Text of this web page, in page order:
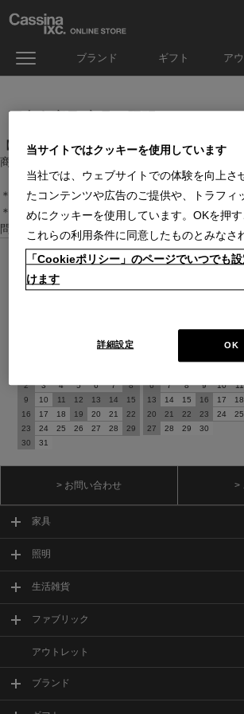
ブランド ギフト ア
【家具・照明】のカテゴリーに属するなかで、
商品です。
＊絞り込み機能で商品検索することができます。
＊全店舗で在庫を共有しておりますので、最新
問い合わせください。
オンラインストア 営業日カレンダー
■営業日休
2
3 4 5 6 7
8
9
10 11 12 13 14
15
16
17 18 19 20 21
22
23
24 25 26 27 28
29
30
31
6
7 8 9 10 11
13
14 15 16 17 18
20
21 22 23 24 25
27
28 29 30
> お問い合わせ >
家具
照明
生活雑貨
ファブリック
アウトレット
ブランド
当サイトではクッキーを使用しています
当社では、ウェブサイトでの体験を向上さ
たコンテンツや広告のご提供や、トラフィ
めにクッキーを使用しています。OKを押
これらの利用条件に同意したものとみなさ
「Cookieポリシー」のページでいつでも
けます
OK
詳細設定